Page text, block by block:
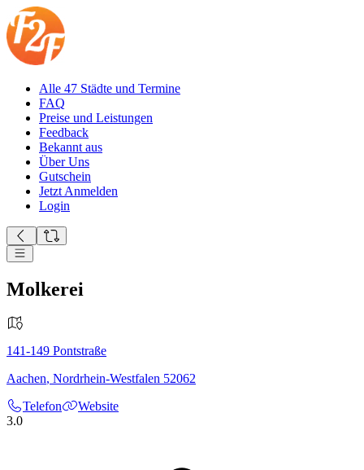
Alle 47 Städte und Termine
FAQ
Preise und Leistungen
Feedback
Bekannt aus
Über Uns
Gutschein
Jetzt Anmelden
Login
Molkerei
141-149 Pontstraße
Aachen, Nordrhein-Westfalen 52062
Telefon
Website
3.0